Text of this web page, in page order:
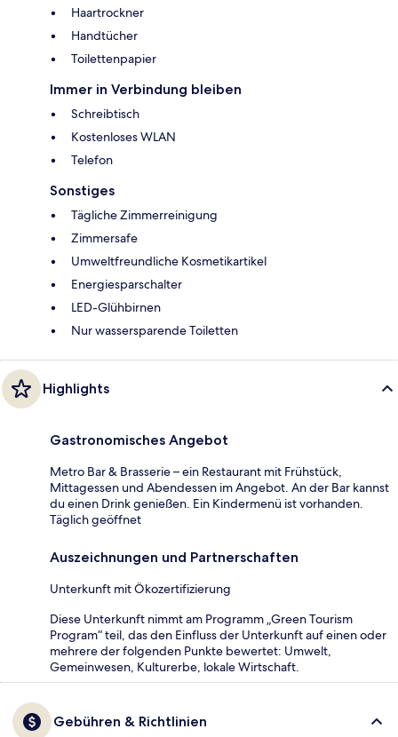
Haartrockner
Handtücher
Toilettenpapier
Immer in Verbindung bleiben
Schreibtisch
Kostenloses WLAN
Telefon
Sonstiges
Tägliche Zimmerreinigung
Zimmersafe
Umweltfreundliche Kosmetikartikel
Energiesparschalter
LED-Glühbirnen
Nur wassersparende Toiletten
Highlights
Gastronomisches Angebot
Metro Bar & Brasserie – ein Restaurant mit Frühstück,
Mittagessen und Abendessen im Angebot. An der Bar kannst
du einen Drink genießen. Ein Kindermenü ist vorhanden.
Täglich geöffnet
Auszeichnungen und Partnerschaften
Unterkunft mit Ökozertifizierung
Diese Unterkunft nimmt am Programm „Green Tourism
Program“ teil, das den Einfluss der Unterkunft auf einen oder
mehrere der folgenden Punkte bewertet: Umwelt,
Gemeinwesen, Kulturerbe, lokale Wirtschaft.
Gebühren & Richtlinien